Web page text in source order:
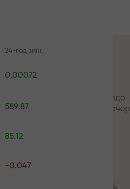
24-год змін.
0.00072
589.87
85.12
-0.047
крипто та ф'ючерсів